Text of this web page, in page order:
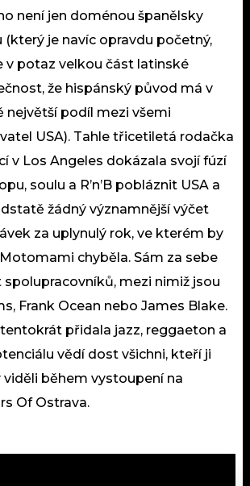
není jen doménou španělsky
je navíc opravdu početný,
v potaz velkou část latinské
že hispánský původ má v
největší podíl mezi všemi
USA). Tahle třicetiletá rodačka
v Los Angeles dokázala svojí fúzí
soulu a R’n’B pobláznit USA a
žádný významnější výčet
za uplynulý rok, ve kterém by
chyběla. Sám za sebe
spolupracovníků, mezi nimiž jsou
Frank Ocean nebo James Blake.
přidala jazz, reggaeton a
vědí dost všichni, kteří ji
během vystoupení na
Of Ostrava.